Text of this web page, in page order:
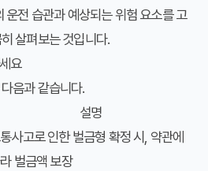
운전 습관과 예상되는 위험 요소를 고
살펴보는 것입니다.
요
음과 같습니다.
설명
사고로 인한 벌금형 확정 시, 약관에
벌금액 보장